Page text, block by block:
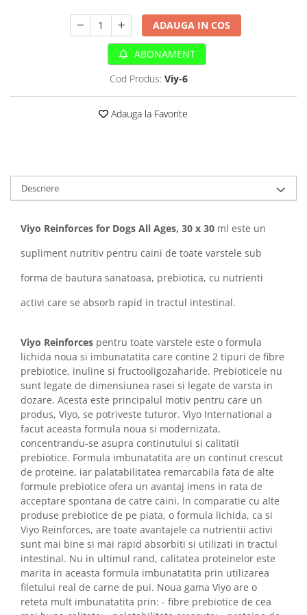
Servetele Umede
Covorase absorbante
Perii si descalcitoare caini
Custi transport - Pisici
Lese, Hamuri si Zgarzi
Paturi, perne si cosuri pentru pisici
Recompense Delicioase
ADAUGA IN COS
ABONAMENT
Cod Produs: Viy-6
Adauga la Favorite
Descriere
Viyo Reinforces for Dogs All Ages, 30 x 30 ml este un
supliment nutritiv pentru caini de toate varstele sub
forma de bautura sanatoasa, prebiotica, cu nutrienti
activi care se absorb rapid in tractul intestinal.
Viyo Reinforces pentru toate varstele este o formula
lichida noua si imbunatatita care contine 2 tipuri de fibre
prebiotice, inuline si fructooligozaharide. Prebioticele nu
sunt legate de dimensiunea rasei si legate de varsta in
dozare. Acesta este principalul motiv pentru care un
produs, Viyo, se potriveste tuturor. Viyo International a
facut aceasta formula noua si modernizata,
concentrandu-se asupra continutului si calitatii
prebiotice. Formula imbunatatita are un continut crescut
de proteine, iar palatabilitatea remarcabila fata de alte
formule prebiotice ofera un avantaj imens in rata de
acceptare spontana de catre caini. In comparatie cu alte
produse prebiotice de pe piata, o formula lichida, ca si
Viyo Reinforces, are toate avantajele ca nutrientii activi
sunt mai bine si mai rapid absorbiti si utilizati in tractul
intestinal. Nu in ultimul rand, calitatea proteinelor este
marita in aceasta formula imbunatatita prin utilizarea
filetului real de carne de pui. Noua gama Viyo are o
reteta mult imbunatatita prin: - fibre prebiotice de cea